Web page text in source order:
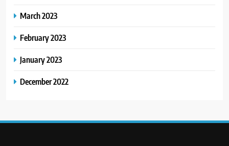
March 2023
February 2023
January 2023
December 2022